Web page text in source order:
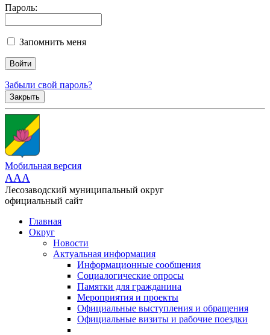
Пароль:
Запомнить меня
Забыли свой пароль?
Закрыть
Мобильная версия
AAA
Лесозаводский муниципальный округ
официальный сайт
Главная
Округ
Новости
Актуальная информация
Информационные сообщения
Социалогические опросы
Памятки для гражданина
Мероприятия и проекты
Официальные выступления и обращения
Официальные визиты и рабочие поездки